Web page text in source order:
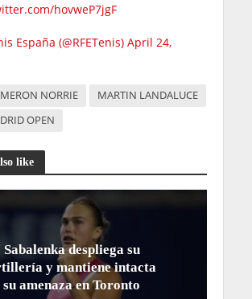
hovweP7jgF
España (@RFETenis) April 24,
NORRIE
MARTIN LANDALUCE
OPEN
like
Sabalenka despliega su
y mantiene intacta
su amenaza en Toronto